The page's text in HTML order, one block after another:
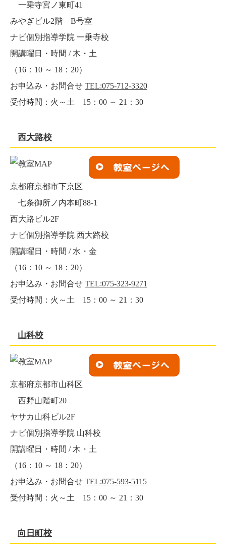
一乗寺宮ノ東町41
みやぎビル2階 B号室
ナビ個別指導学院 一乗寺校
開講曜日・時間 / 木・土
（16：10 ～ 18：20）
お申込み・お問合せ TEL:075-712-3320
受付時間：火～土 15：00 ～ 21：30
西大路校
京都府京都市下京区
七条御所ノ内本町88-1
西大路ビル2F
ナビ個別指導学院 西大路校
開講曜日・時間 / 水・金
（16：10 ～ 18：20）
お申込み・お問合せ TEL:075-323-9271
受付時間：火～土 15：00 ～ 21：30
山科校
京都府京都市山科区
西野山階町20
ヤサカ山科ビル2F
ナビ個別指導学院 山科校
開講曜日・時間 / 木・土
（16：10 ～ 18：20）
お申込み・お問合せ TEL:075-593-5115
受付時間：火～土 15：00 ～ 21：30
向日町校